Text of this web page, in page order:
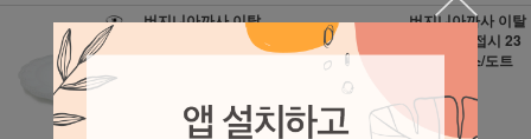
버지니아까사 이탈
리카 디저트 접시
23cm (레이스/도
49,000원
29,400원
버지니아까사 이탈
리카 스프 접시 23
cm (레이스/도트
52,000원
31,200원